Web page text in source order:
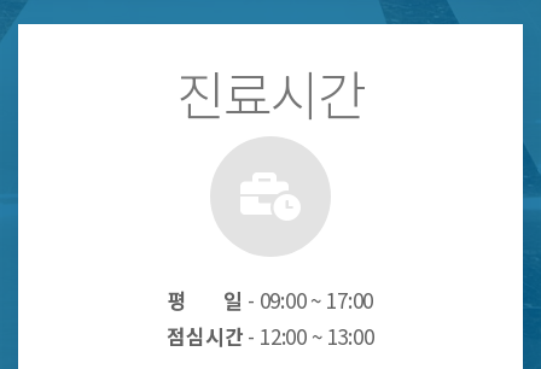
진료시간
평 일 - 09:00 ~ 17:00
점심시간 - 12:00 ~ 13:00